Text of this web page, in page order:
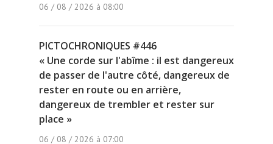
06 / 08 / 2026 à 08:00
PICTOCHRONIQUES #446
« Une corde sur l'abîme : il est dangereux
de passer de l'autre côté, dangereux de
rester en route ou en arrière,
dangereux de trembler et rester sur
place »
06 / 08 / 2026 à 07:00